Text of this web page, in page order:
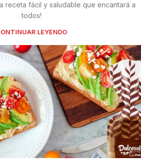
receta fácil y saludable que encantará a
todos!
LEYENDO